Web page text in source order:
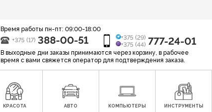
Время работы пн-пт: 09:00-18:00
+375 (17) 388-00-51
+375 (29)
+375 (44) 777-24-01
В выходные дни заказы принимаются через корзину, в рабочее
время с вами свяжется оператор для подтверждения заказа.
КРАСОТА АВТО КОМПЬЮТЕРЫ ИНСТРУМЕНТЫ